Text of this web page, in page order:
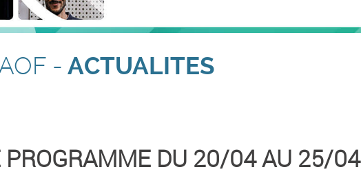
- ACTUALITES
PROGRAMME DU 20/04 AU 25/04